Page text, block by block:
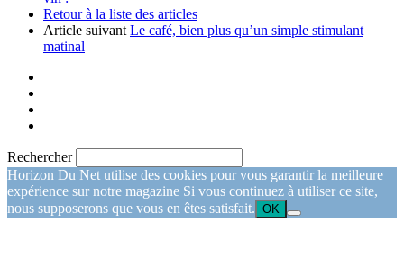
Retour à la liste des articles
Article suivant Le café, bien plus qu’un simple stimulant
matinal
Rechercher
Horizon Du Net utilise des cookies pour vous garantir la meilleure
expérience sur notre magazine Si vous continuez à utiliser ce site,
nous supposerons que vous en êtes satisfait. OK